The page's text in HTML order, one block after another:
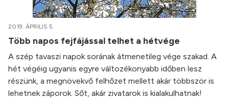
2019. ÁPRILIS 5.
Több napos fejfájással telhet a hétvége
A szép tavaszi napok sorának átmenetileg vége szakad. A
hét végéig ugyanis egyre változékonyabb időben lesz
részünk, a megnövekvő felhőzet mellett akár többször is
lehetnek záporok. Sőt, akár zivatarok is kialakulhatnak!